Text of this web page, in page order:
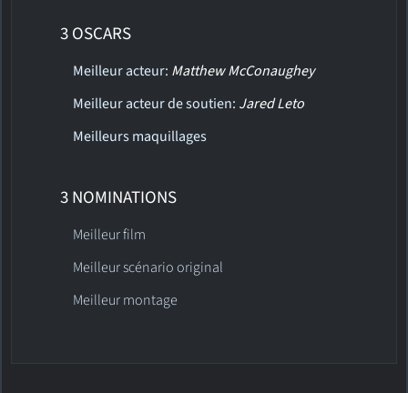
3 OSCARS
Meilleur acteur: Matthew McConaughey
Meilleur acteur de soutien: Jared Leto
Meilleurs maquillages
3 NOMINATIONS
Meilleur film
Meilleur scénario original
Meilleur montage